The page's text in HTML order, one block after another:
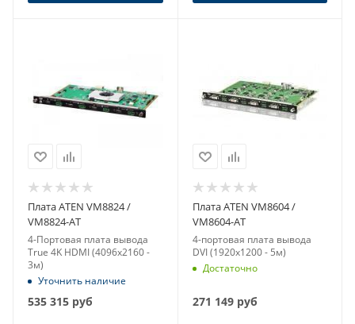
Плата ATEN VM8824 /
VM8824-AT
4-Портовая плата вывода
True 4K HDMI (4096x2160 -
3м)
Уточнить наличие
535 315 руб
Плата ATEN VM8604 /
VM8604-AT
4-портовая плата вывода
DVI (1920x1200 - 5м)
Достаточно
271 149руб